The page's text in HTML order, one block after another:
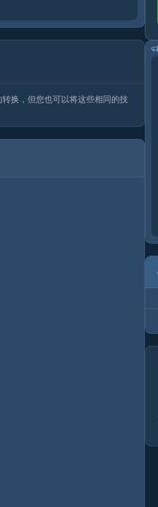
换，但您也可以将这些相同的技